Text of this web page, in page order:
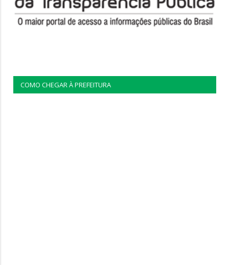
COMO CHEGAR À PREFEITURA